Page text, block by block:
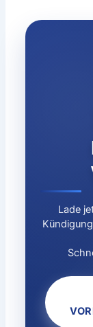
Lade